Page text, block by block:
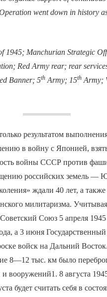
went down in history
1945; Manchurian Strategic
Red Army rear; rear
Banner; 5th Army; 15th Army;
результатом
в войну с Японией,
войны СССР против
российских земель —
ждали 40 лет, а
милитаризма.
Союз 5 апреля 1945
а 3 июня
войск на Дальний
8—12 тыс. км было
вооружений1. 8 августа
будет считать себя в